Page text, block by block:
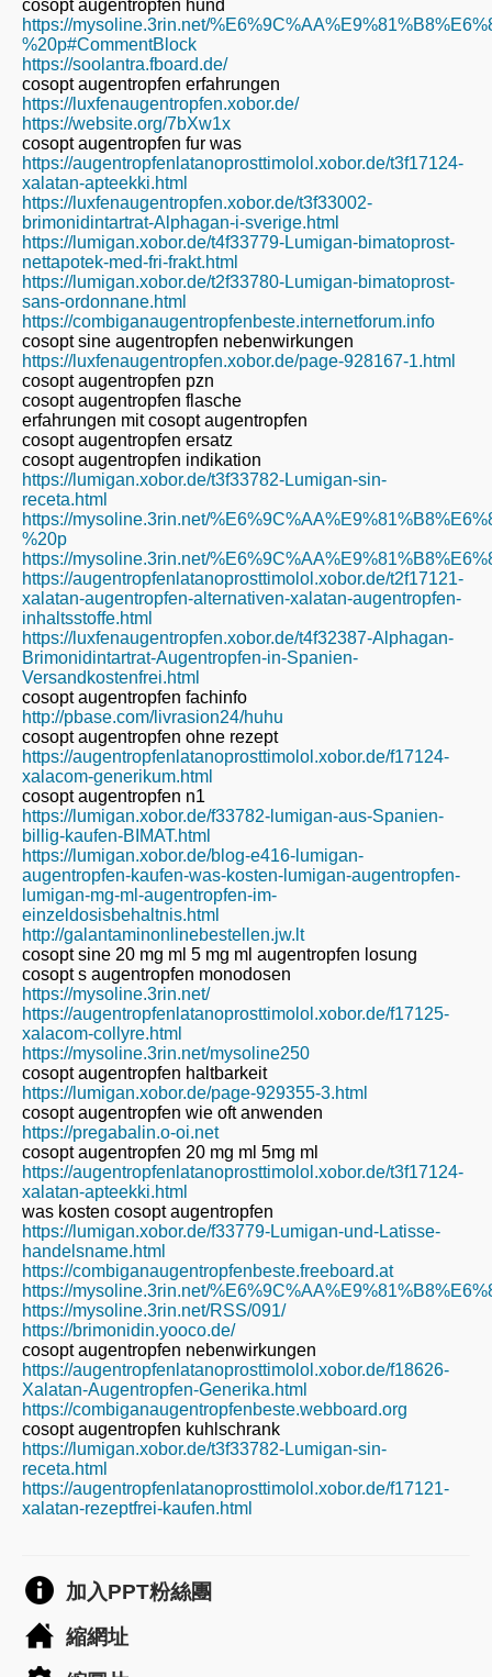
cosopt augentropfen hund
https://mysoline.3rin.net/
%20p#CommentBlock
https://soolantra.fboard.de/
cosopt augentropfen erfahrungen
https://luxfenaugentropfen.xobor.de/
https://website.org/7bXw1x
cosopt augentropfen fur was
https://augentropfenlatanoprosttimolol.xobor.de/t3f17124-
xalatan-apteekki.html
https://luxfenaugentropfen.xobor.de/t3f33002-
brimonidintartrat-Alphagan-i-sverige.html
https://lumigan.xobor.de/t4f33779-Lumigan-bimatoprost-
nettapotek-med-fri-frakt.html
https://lumigan.xobor.de/t2f33780-Lumigan-bimatoprost-
sans-ordonnane.html
https://combiganaugentropfenbeste.internetforum.info
cosopt sine augentropfen nebenwirkungen
https://luxfenaugentropfen.xobor.de/page-928167-1.html
cosopt augentropfen pzn
cosopt augentropfen flasche
erfahrungen mit cosopt augentropfen
cosopt augentropfen ersatz
cosopt augentropfen indikation
https://lumigan.xobor.de/t3f33782-Lumigan-sin-
receta.html
https://mysoline.3rin.net/
%20p
https://mysoline.3rin.net/
https://augentropfenlatanoprosttimolol.xobor.de/t2f17121-
xalatan-augentropfen-alternativen-xalatan-augentropfen-
inhaltsstoffe.html
https://luxfenaugentropfen.xobor.de/t4f32387-Alphagan-
Brimonidintartrat-Augentropfen-in-Spanien-
Versandkostenfrei.html
cosopt augentropfen fachinfo
http://pbase.com/livrasion24/huhu
cosopt augentropfen ohne rezept
https://augentropfenlatanoprosttimolol.xobor.de/f17124-
xalacom-generikum.html
cosopt augentropfen n1
https://lumigan.xobor.de/f33782-lumigan-aus-Spanien-
billig-kaufen-BIMAT.html
https://lumigan.xobor.de/blog-e416-lumigan-
augentropfen-kaufen-was-kosten-lumigan-augentropfen-
lumigan-mg-ml-augentropfen-im-
einzeldosisbehaltnis.html
http://galantaminonlinebestellen.jw.lt
cosopt sine 20 mg ml 5 mg ml augentropfen losung
cosopt s augentropfen monodosen
https://mysoline.3rin.net/
https://augentropfenlatanoprosttimolol.xobor.de/f17125-
xalacom-collyre.html
https://mysoline.3rin.net/mysoline250
cosopt augentropfen haltbarkeit
https://lumigan.xobor.de/page-929355-3.html
cosopt augentropfen wie oft anwenden
https://pregabalin.o-oi.net
cosopt augentropfen 20 mg ml 5mg ml
https://augentropfenlatanoprosttimolol.xobor.de/t3f17124-
xalatan-apteekki.html
was kosten cosopt augentropfen
https://lumigan.xobor.de/f33779-Lumigan-und-Latisse-
handelsname.html
https://combiganaugentropfenbeste.freeboard.at
https://mysoline.3rin.net/
https://mysoline.3rin.net/RSS/091/
https://brimonidin.yooco.de/
cosopt augentropfen nebenwirkungen
https://augentropfenlatanoprosttimolol.xobor.de/f18626-
Xalatan-Augentropfen-Generika.html
https://combiganaugentropfenbeste.webboard.org
cosopt augentropfen kuhlschrank
https://lumigan.xobor.de/t3f33782-Lumigan-sin-
receta.html
https://augentropfenlatanoprosttimolol.xobor.de/f17121-
xalatan-rezeptfrei-kaufen.html
加入PPT粉絲團
縮網址